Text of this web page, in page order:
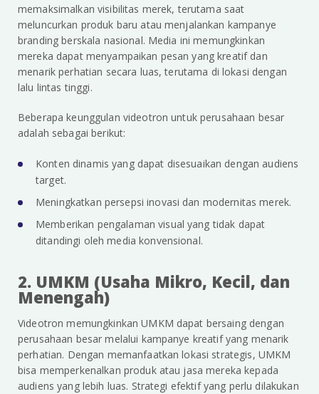
memaksimalkan visibilitas merek, terutama saat
meluncurkan produk baru atau menjalankan kampanye
branding berskala nasional. Media ini memungkinkan
mereka dapat menyampaikan pesan yang kreatif dan
menarik perhatian secara luas, terutama di lokasi dengan
lalu lintas tinggi.
Beberapa keunggulan videotron untuk perusahaan besar
adalah sebagai berikut:
Konten dinamis yang dapat disesuaikan dengan audiens
target.
Meningkatkan persepsi inovasi dan modernitas merek.
Memberikan pengalaman visual yang tidak dapat
ditandingi oleh media konvensional.
2. UMKM (Usaha Mikro, Kecil, dan
Menengah)
Videotron memungkinkan UMKM dapat bersaing dengan
perusahaan besar melalui kampanye kreatif yang menarik
perhatian. Dengan memanfaatkan lokasi strategis, UMKM
bisa memperkenalkan produk atau jasa mereka kepada
audiens yang lebih luas. Strategi efektif yang perlu dilakukan